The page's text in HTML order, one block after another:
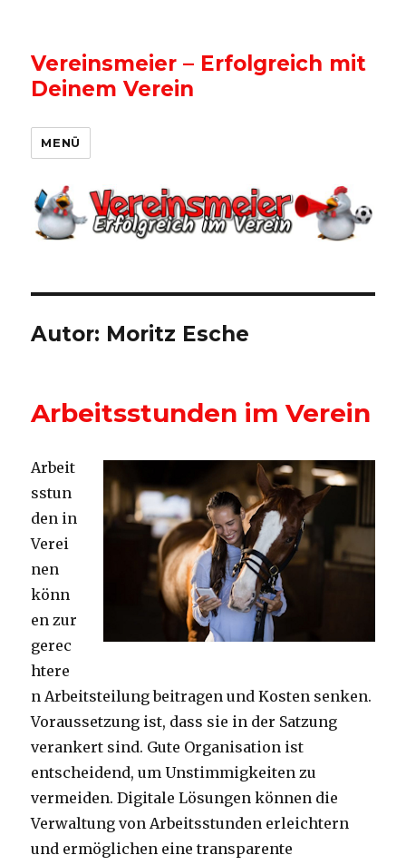
Vereinsmeier – Erfolgreich mit
Deinem Verein
MENÜ
Autor: Moritz Esche
Arbeitsstunden im Verein
Arbeit
sstun
den in
Verei
nen
könn
en zur
gerec
htere
n Arbeitsteilung beitragen und Kosten senken.
Voraussetzung ist, dass sie in der Satzung
verankert sind. Gute Organisation ist
entscheidend, um Unstimmigkeiten zu
vermeiden. Digitale Lösungen können die
Verwaltung von Arbeitsstunden erleichtern
und ermöglichen eine transparente